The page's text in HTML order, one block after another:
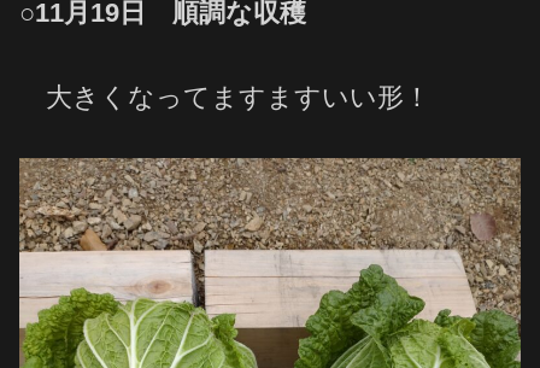
○11月19日 順調な収穫
大きくなってますますいい形！